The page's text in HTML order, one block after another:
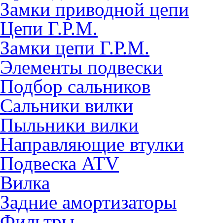
Замки приводной цепи
Цепи Г.Р.М.
Замки цепи Г.Р.М.
Элементы подвески
Подбор сальников
Сальники вилки
Пыльники вилки
Направляющие втулки
Подвеска ATV
Вилка
Задние амортизаторы